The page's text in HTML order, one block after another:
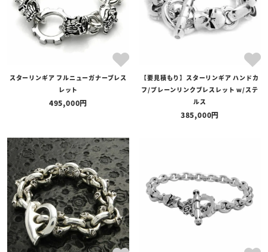
スターリンギア フルニューガナーブレス
レット
495,000
【要見積もり】スターリンギア ハンドカ
フ/プレーンリンクブレスレット w/ステ
ルス
385,000